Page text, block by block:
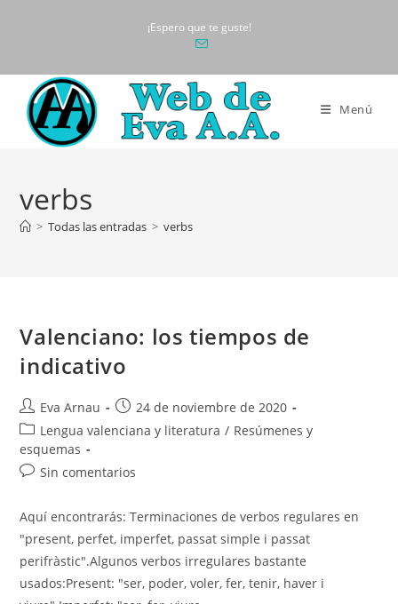
¡Espero que te guste!
Menú
verbs
> Todas las entradas > verbs
Valenciano: los tiempos de
indicativo
Autor
de
la
entrada:
Eva Arnau
Publicación
de
24 de noviembre de 2020
Categoría
de
la
Lengua valenciana y literatura / Resúmenes y
esquemas
Comentarios
la
entrada:
Sin comentarios
Aquí encontrarás: Terminaciones de verbos regulares en
"present, perfet, imperfet, passat simple i passat
perifràstic".Algunos verbos irregulares bastante
usados:Present: "ser, poder, voler, fer, tenir, haver i